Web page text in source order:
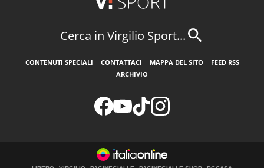
Cerca in Virgilio Sport...
CONTENUTI SPECIALI CONTATTACI MAPPA DEL SITO
FEED RSS
ARCHIVIO